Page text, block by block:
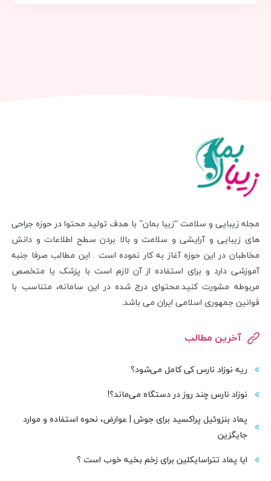
مجله زیبایی و سلامت “زیبا بمان” با هدف تولید محتوا در حوزه جراحی
های زیبایی و آرایشی و سلامت و بالا بردن سطح اطلاعات و دانش
مخاطبان در این حوزه آغاز به کار نموده است . این مطالب صرفا جنبه
آموزشی دارد و برای استفاده از آن لازم است با پزشک یا متخصص
مربوطه مشورت کنید.محتوای درج شده در این سامانه، متناسب با
قوانین جمهوری اسلامی ایران می باشد.
آخرین مطالب
ریه نوزاد نارس کی کامل می‌شود؟
نوزاد نارس چند روز در دستگاه می‌ماند؟!
پماد بنزوئیل پراکسید برای جوش | عوارض، نحوه استفاده و موارد
جایگزین
ایا پماد تتراسایکلین برای زخم بخیه خوب است ؟